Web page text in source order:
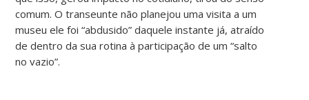
comum. O transeunte não planejou uma visita a um
museu ele foi “abdusido” daquele instante já, atraído
de dentro da sua rotina à participação de um “salto
no vazio”.